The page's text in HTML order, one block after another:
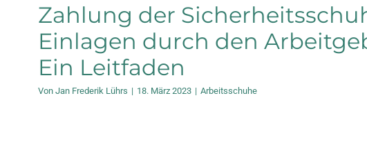
Zahlung der
Einlagen durch den
Ein Leitfaden
Von Jan Frederik Lührs | 18. März 2023 | Arbeitsschuhe